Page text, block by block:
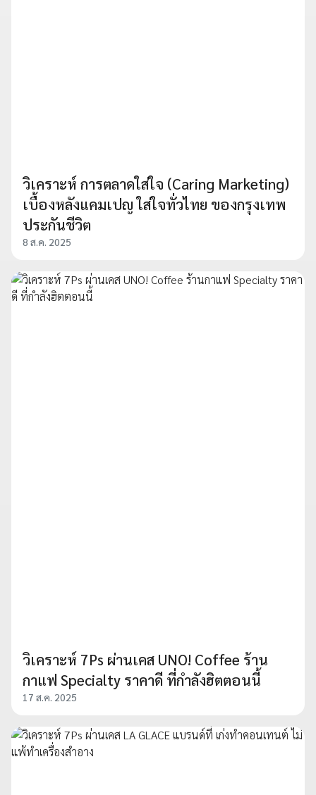
วิเคราะห์ การตลาดใส่ใจ (Caring Marketing)
เบื้องหลังแคมเปญ ใส่ใจทั่วไทย ของกรุงเทพ
ประกันชีวิต
8 ส.ค. 2025
วิเคราะห์ 7Ps ผ่านเคส UNO! Coffee ร้าน
กาแฟ Specialty ราคาดี ที่กำลังฮิตตอนนี้
17 ส.ค. 2025